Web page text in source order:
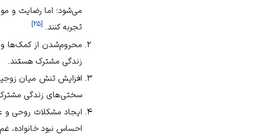
تجربه کنند. [۲۵]
محروم‌شدن از کمک‌ها و
زندگی مشترک هستند.
افزایش تنش‌ میان
سختی‌های زندگی مشترک
ایجاد مشکلات روحی و
احساس نبود خانواده،